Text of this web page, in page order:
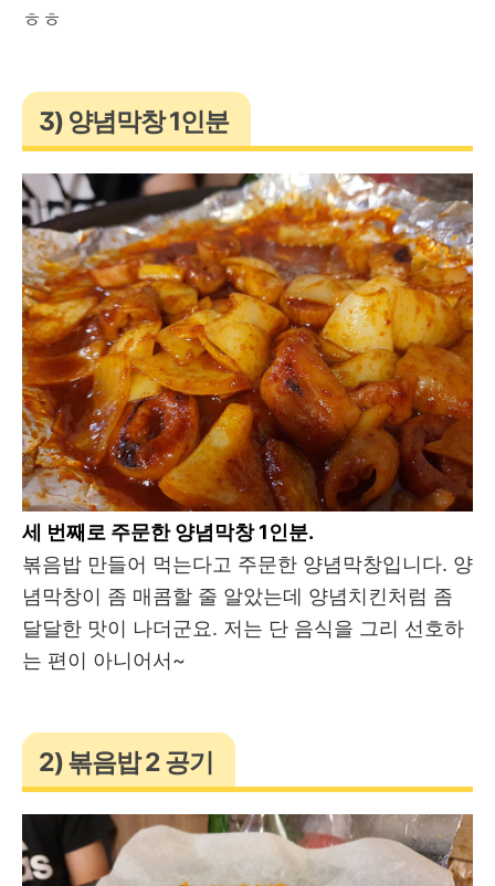
ㅎㅎ
3) 양념막창 1인분
세 번째로 주문한 양념막창 1인분.
볶음밥 만들어 먹는다고 주문한 양념막창입니다. 양
념막창이 좀 매콤할 줄 알았는데 양념치킨처럼 좀
달달한 맛이 나더군요. 저는 단 음식을 그리 선호하
는 편이 아니어서~
2) 볶음밥 2 공기